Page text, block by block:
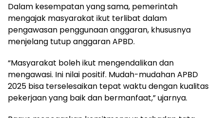
Dalam kesempatan yang sama, pemerintah
mengajak masyarakat ikut terlibat dalam
pengawasan penggunaan anggaran, khususnya
menjelang tutup anggaran APBD.
“Masyarakat boleh ikut mengendalikan dan
mengawasi. Ini nilai positif. Mudah-mudahan APBD
2025 bisa terselesaikan tepat waktu dengan kualitas
pekerjaan yang baik dan bermanfaat,” ujarnya.